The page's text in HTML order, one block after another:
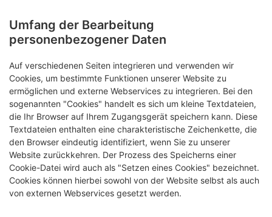
Umfang der Bearbeitung
personenbezogener Daten
Auf verschiedenen Seiten integrieren und verwenden wir
Cookies, um bestimmte Funktionen unserer Website zu
ermöglichen und externe Webservices zu integrieren. Bei den
sogenannten "Cookies" handelt es sich um kleine Textdateien,
die Ihr Browser auf Ihrem Zugangsgerät speichern kann. Diese
Textdateien enthalten eine charakteristische Zeichenkette, die
den Browser eindeutig identifiziert, wenn Sie zu unserer
Website zurückkehren. Der Prozess des Speicherns einer
Cookie-Datei wird auch als "Setzen eines Cookies" bezeichnet.
Cookies können hierbei sowohl von der Website selbst als auch
von externen Webservices gesetzt werden.